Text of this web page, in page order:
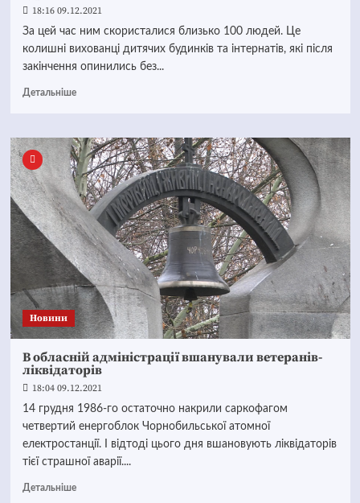
18:16 09.12.2021
За цей час ним скористалися близько 100 людей. Це
колишні вихованці дитячих будинків та інтернатів, які після
закінчення опинились без...
Детальніше
Новини
В обласній адміністрації вшанували ветеранів-
ліквідаторів
18:04 09.12.2021
14 грудня 1986-го остаточно накрили саркофагом
четвертий енергоблок Чорнобильської атомної
електростанції. І відтоді цього дня вшановують ліквідаторів
тієї страшної аварії....
Детальніше